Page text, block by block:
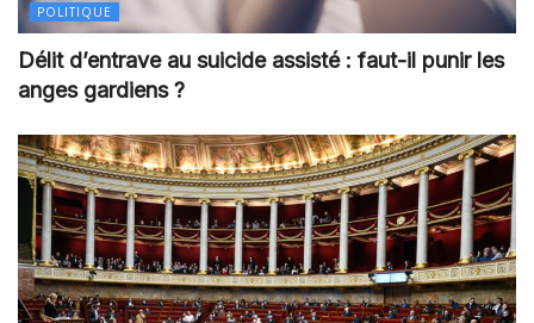
POLITIQUE
Délit d’entrave au suicide assisté : faut-il punir les
anges gardiens ?